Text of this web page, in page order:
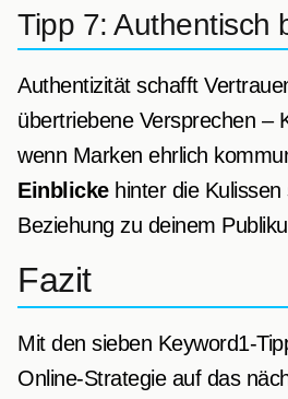
Tipp 7: Authentisch
Authentizität schafft
übertriebene Versprechen –
wenn Marken ehrlich
Einblickehinter die Kulissen
Beziehung zu deinem
Fazit
Mit den sieben Keyword1-
Online-Strategie auf das